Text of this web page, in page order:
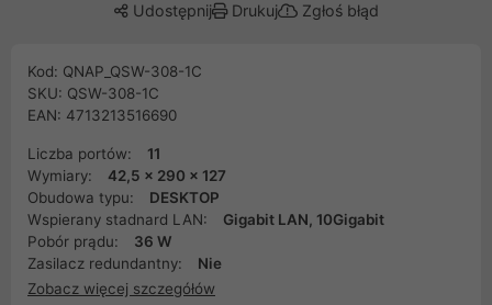
Udostępnij Drukuj Zgłoś błąd
Kod: QNAP_QSW-308-1C
SKU: QSW-308-1C
EAN: 4713213516690
Liczba portów:
11
Wymiary:
42,5 x 290 x 127
Obudowa typu:
DESKTOP
Wspierany stadnard LAN:
Gigabit LAN, 10Gigabit
Pobór prądu:
36 W
Zasilacz redundantny:
Nie
Zobacz więcej szczegółów